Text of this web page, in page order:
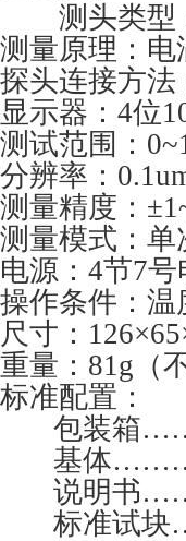
测头类型
测量原理：电
探头连接方法
显示器： 4位
测试范围：
分辨率：
测量精度：
测量模式：单
电源： 4节7号
操作条件：温
尺寸：
重量： 81g （
标准配置：
包装箱
基体
说明书
标准试块